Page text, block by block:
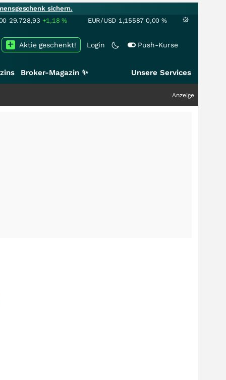
sichern.
29.728,93 +1,18% EUR/USD 1,15587 0,00 %
Login Push-Kurse
Aktie geschenkt!
Broker-Magazin ✨ Unsere Services
Anzeige